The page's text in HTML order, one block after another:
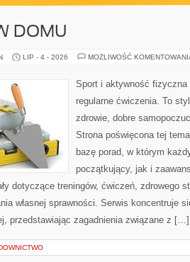
DOMU
LIP - 4 - 2026 MOŻLIWOŚĆ
Sport i aktywność
regularne ćwiczenia. To
zdrowie, dobre
Strona poświęcona tej
bazę porad, w którym
początkujący, jak i
dotyczące treningów, ćwiczeń, zdrowego
własnej sprawności. Serwis koncentruje
przedstawiając zagadnienia związane z […]